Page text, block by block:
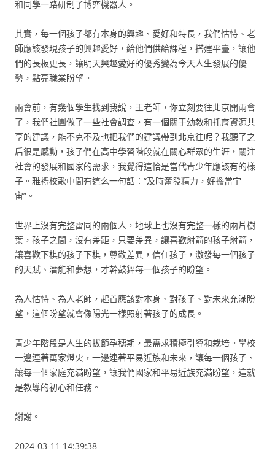
和同學一路研制了博弈機器人。
其實，每一個孩子都有本身的興趣、愛好和特長，我們怙恃、老
師應該發現孩子的興趣愛好，給他們供給課程，搭建平臺，讓他
們的長板更長，讓明天興趣愛好的優秀變為今天人生發展的優
勢，點亮職業盼望。
兩會前，有幾個學生找到我說，王老師，你立刻要往北京開兩會
了，我們社團做了一些社會調查，有一個關于幼教和托育資源共
享的建議，能不克不及也把我們的建議帶到北京往呢？我聽了之
后很是感動，孩子們在高中學習階段就在關心群眾的生涯，關注
社會的發展和國家的需求，我覺得這恰是當代青少年應該有的樣
子。雅禮校歌中間有這么一句話：“及時奮發精力，好擔當宇
宙”。
世界上沒有完整雷同的兩個人，地球上也沒有完整一樣的兩片樹
葉，孩子之間，沒有差距，只要差異，讓喜歡射箭的孩子射箭，
讓喜歡下棋的孩子下棋，尊敬差異，信任孩子，激發每一個孩子
的天賦、潛能和夢想，才幹鼓舞每一個孩子的盼望。
為人怙恃、為人老師，起首應該對本身、對孩子、對未來充滿盼
望，這個盼望就會像陽光一樣照射著孩子的成長。
青少年階段是人生的拔節孕穗期，最需求積極引導和栽培。學校
一邊連著萬家燈火，一邊連著平易近族和未來，讓每一個孩子、
讓每一個家庭充滿盼望，讓我們國家和平易近族充滿盼望，這就
是教導的初心和任務。
謝謝。
2024-03-11 14:39:38